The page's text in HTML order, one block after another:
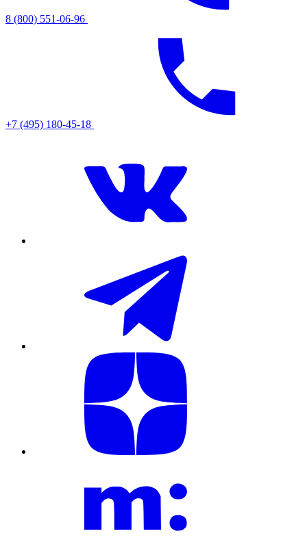
8 (800) 551-06-96
+7 (495) 180-45-18